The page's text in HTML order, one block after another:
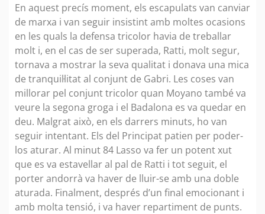
En aquest precís moment, els escapulats van canviar
de marxa i van seguir insistint amb moltes ocasions
en les quals la defensa tricolor havia de treballar
molt i, en el cas de ser superada, Ratti, molt segur,
tornava a mostrar la seva qualitat i donava una mica
de tranquil·litat al conjunt de Gabri. Les coses van
millorar pel conjunt tricolor quan Moyano també va
veure la segona groga i el Badalona es va quedar en
deu. Malgrat això, en els darrers minuts, ho van
seguir intentant. Els del Principat patien per poder-
los aturar. Al minut 84 Lasso va fer un potent xut
que es va estavellar al pal de Ratti i tot seguit, el
porter andorrà va haver de lluir-se amb una doble
aturada. Finalment, després d’un final emocionant i
amb molta tensió, i va haver repartiment de punts.